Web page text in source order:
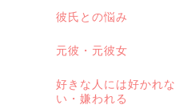
彼氏との悩み
元彼・元彼女
好きな人には好かれな
い・嫌われる